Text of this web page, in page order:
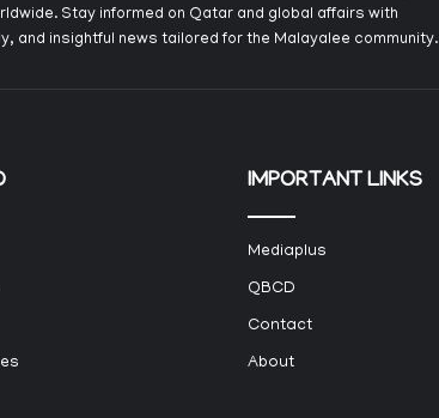
Stay informed on Qatar and global affairs with
and insightful news tailored for the Malayalee community.
IMPORTANT LINKS
Mediaplus
QBCD
Contact
About